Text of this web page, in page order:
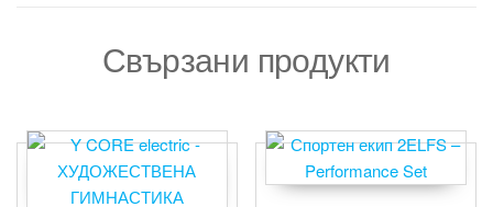
Свързани продукти